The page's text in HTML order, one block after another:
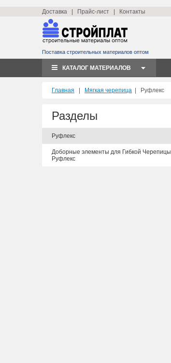
Доставка Прайс-лист Контакты
Поставка строительных материалов оптом
КАТАЛОГ МАТЕРИАЛОВ
Главная Мягкая черепица Руфлекс
Разделы
Руфлекс
Доборные элементы для Гибкой Черепицы
Руфлекс